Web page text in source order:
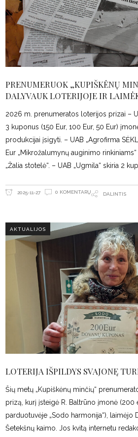
PRENUMERUOK „KUPIŠKĖNŲ
DALYVAUK LOTERIJOJE IR
2026 m. prenumeratos loterijos prizai –
3 kuponus (150 Eur, 100 Eur, 50 Eur)
produkcijai įsigyti. – UAB „Agrofirma
Eur „Mikrožalumynų auginimo
„Žalia stotelė“. – UAB „Ugmila“ skiria 2
2025-11-27 0 KOMENTARŲ DALINTIS
AKTUALIJOS
LOTERIJA IŠPILDYS SVAJONĘ
Šių metų „Kupiškėnų minčių“
prizą, kurį įsteigė R. Baltrūno įmonė (200
parduotuvėje „Sodo harmonija“), laimėjo
Šetekšnų kaimo. Jos kvitą internetu